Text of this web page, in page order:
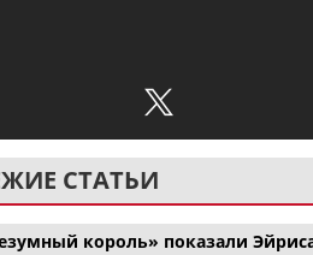
СТАТЬИ
король» показали